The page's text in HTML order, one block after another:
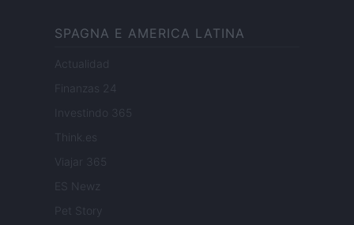
SPAGNA E AMERICA LATINA
Actualidad
Finanzas 24
Investindo 365
Think.es
Viajar 365
ES Newz
Pet Story